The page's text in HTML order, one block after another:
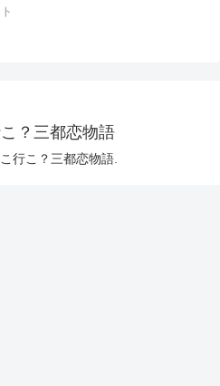
？三都恋物語
行こ？三都恋物語.